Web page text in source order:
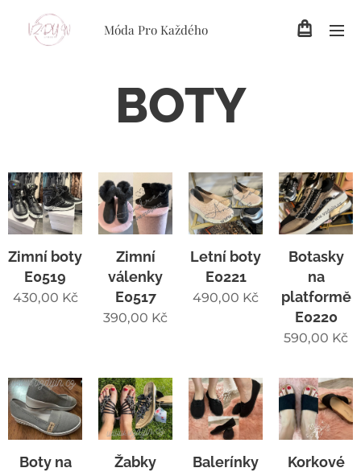
Móda Pro Každého
BOTY
Zimní boty
E0519
430,00 Kč
Zimní
válenky
E0517
390,00 Kč
Letní boty
E0221
490,00 Kč
Botasky
na
platformě
E0220
590,00 Kč
Boty na
Žabky
Balerínky
Korkové